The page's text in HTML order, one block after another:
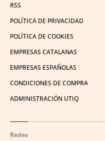
RSS
POLÍTICA DE PRIVACIDAD
POLÍTICA DE COOKIES
EMPRESAS CATALANAS
EMPRESAS ESPAÑOLAS
CONDICIONES DE COMPRA
ADMINISTRACIÓN UTIQ
Redes